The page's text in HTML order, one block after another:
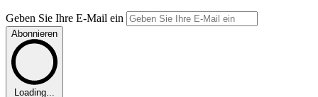
Geben Sie Ihre E-Mail ein
Abonnieren
Loading...